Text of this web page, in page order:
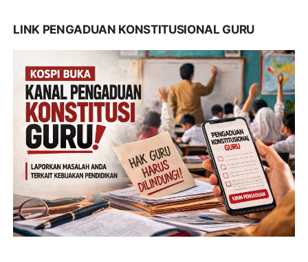
LINK PENGADUAN KONSTITUSIONAL GURU